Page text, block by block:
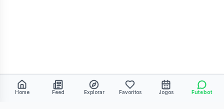
Home Feed Explorar Favoritos Jogos Futebot